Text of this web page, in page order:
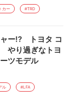
カー #TRD
ャー!? トヨタ コ
やり過ぎなトヨ
ツモデル
ル #LFA